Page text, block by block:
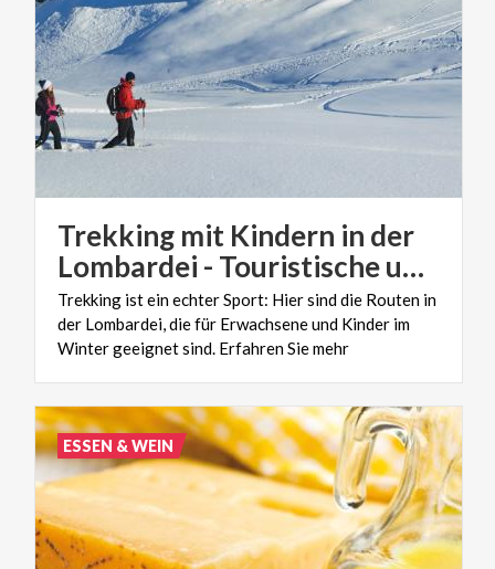
Trekking mit Kindern in der
Lombardei - Touristische und sportliche Routen
Trekking ist ein echter Sport: Hier sind die Routen in
der Lombardei, die für Erwachsene und Kinder im
Winter geeignet sind. Erfahren Sie mehr
ESSEN & WEIN